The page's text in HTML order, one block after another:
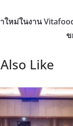
ใหม่ในงาน
ข
Like